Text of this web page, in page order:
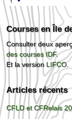
Courses en Île
Consulter deux
des courses IDF.
Et la version LIFCO.
Articles récents
CFLD et CFRelais